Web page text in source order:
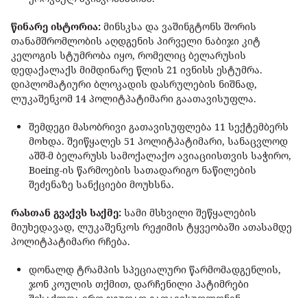
წინარე ისტორია: მინსკსა და ვაშინგტონს შორის
თანამშრომლობის აღდგენის პირველი ნაბიჯი კიტ
კელოგის სტუმრობა იყო, რომელიც ბელარუსის
დედაქალაქს მიმდინარე წლის 21 ივნისს ესტუმრა.
დიპლომატიური ბლოკადის დასრულების ნიშნად,
ლუკაშენკომ 14 პოლიტპატიმარი გაათავისუფლა.
შემდეგი მასობრივი გათავისუფლება 11 სექტემბერს
მოხდა. შეიწყალეს 51 პოლიტპატიმარი, სანაცვლოდ
აშშ-მ ბელარუსს სამოქალაქო ავიაციისთვის საჭირო,
Boeing-ის წარმოების სათადარიგო ნაწილების
შეძენაზე სანქციები მოუხსნა.
რასთან გვაქვს საქმე: სამი მსხვილი შეწყალების
მიუხედავად, ლუკაშენკოს რეჟიმის ტყვეობაში ათასამდე
პოლიტპატიმარი რჩება.
დონალდ ტრამპის სპეციალური წარმომადგენლის,
ჯონ კოულის თქმით, დარჩენილი პატიმრები